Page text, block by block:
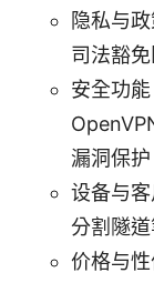
隐私与
司法豁
安全功能
漏洞保护
设备与
分割隧
价格与